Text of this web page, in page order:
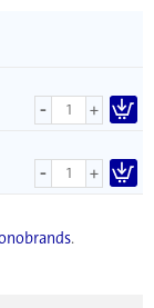
- +
- +
.